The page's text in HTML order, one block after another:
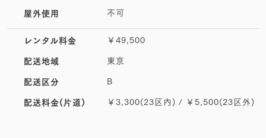
屋外使用 不可
レンタル料金 ￥49,500
配送地域 東京
配送区分 B
配送料金(片道) ￥3,300(23区内) / ￥5,500(23区外)